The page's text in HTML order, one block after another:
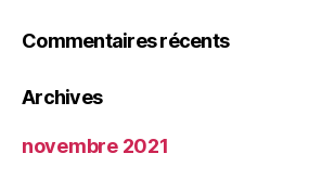
Commentaires récents
Archives
novembre 2021